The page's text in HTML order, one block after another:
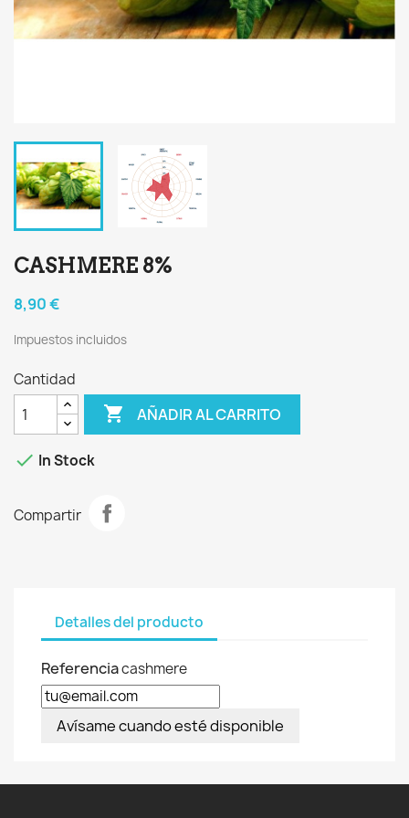
CASHMERE 8%
8,90 €
Impuestos incluidos
Cantidad
 AÑADIR AL CARRITO
 In Stock
Compartir
Detalles del producto
Referenciacashmere
Avísame cuando esté disponible